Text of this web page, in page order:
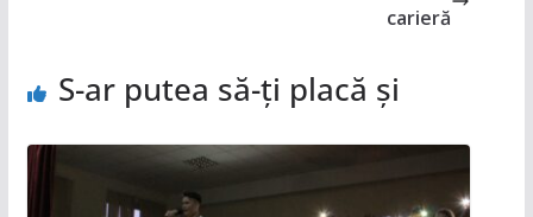
carieră
S-ar putea să-ți placă și